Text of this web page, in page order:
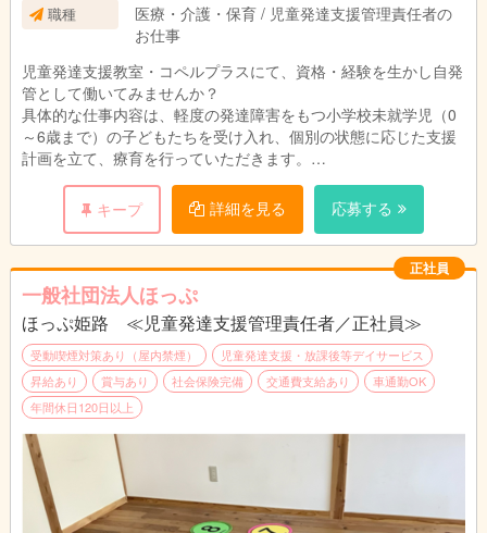
職種
医療・介護・保育 / 児童発達支援管理責任者の
お仕事
児童発達支援教室・コペルプラスにて、資格・経験を生かし自発
管として働いてみませんか？
具体的な仕事内容は、軽度の発達障害をもつ小学校未就学児（0
～6歳まで）の子どもたちを受け入れ、個別の状態に応じた支援
計画を立て、療育を行っていただきます。
入社後、研修制度がありますので未経験でも大丈夫です！
児童発達支援管理責任者に就任した場合は、
保護者対応や利用者への支援内容の作成などもあります。
＜具体的な業務内容＞
・個別レッスン（50分間）
・保護者への報告、ヒヤリング（10分間）
・教材の準備、レポート作成
・教室内整備等、付帯業務
キープ 詳細を見る 応募する
正社員
一般社団法人ほっぷ
ほっぷ姫路 ≪児童発達支援管理責任者／正社員≫
受動喫煙対策あり（屋内禁煙）
児童発達支援・放課後等デイサービス
昇給あり
賞与あり 社会保険完備 交通費支給あり
車通勤OK
年間休日120日以上